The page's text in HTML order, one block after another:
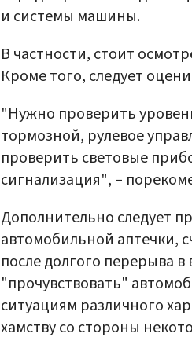
и системы машины.
В частности, стоит
Кроме того, следует
"Нужно проверить
тормозной, рулевое
проверить световые
сигнализация", –
Дополнительно следует
автомобильной аптечки,
после долгого перерыва
"прочувствовать"
ситуациям различного
хамству со стороны